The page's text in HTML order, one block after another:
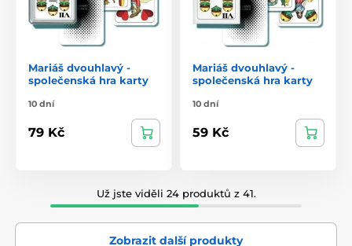
Mariáš dvouhlavý -
společenská hra karty
10 dní
79 Kč
Mariáš dvouhlavý -
společenská hra karty
10 dní
59 Kč
Už jste viděli 24 produktů z 41.
Zobrazit další produkty